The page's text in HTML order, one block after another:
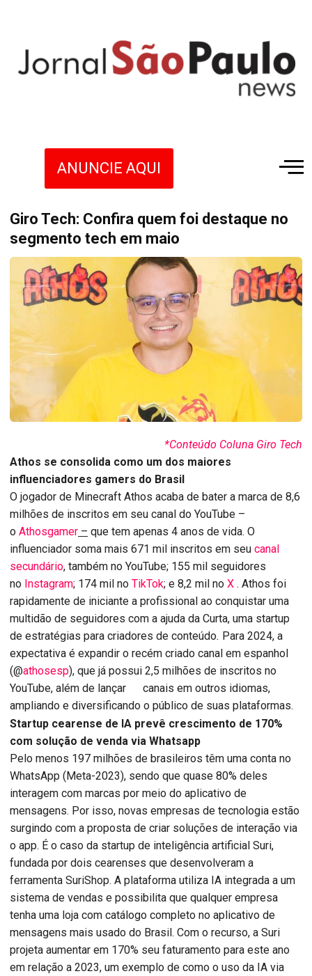
ANUNCIE AQUI
Giro Tech: Confira quem foi destaque no
segmento tech em maio
*Conteúdo Coluna Giro Tech
Athos se consolida como um dos maiores
influenciadores gamers do Brasil
O jogador de Minecraft Athos acaba de bater a marca de 8,6
milhões de inscritos em seu canal do YouTube –
o Athosgamer – que tem apenas 4 anos de vida. O
influenciador soma mais 671 mil inscritos em seu canal
secundário, também no YouTube; 155 mil seguidores
no Instagram; 174 mil no TikTok; e 8,2 mil no X . Athos foi
rapidamente de iniciante a profissional ao conquistar uma
multidão de seguidores com a ajuda da Curta, uma startup
de estratégias para criadores de conteúdo. Para 2024, a
expectativa é expandir o recém criado canal em espanhol
(@athosesp), que já possui 2,5 milhões de inscritos no
YouTube, além de lançar canais em outros idiomas,
ampliando e diversificando o público de suas plataformas.
Startup cearense de IA prevê crescimento de 170%
com solução de venda via Whatsapp
Pelo menos 197 milhões de brasileiros têm uma conta no
WhatsApp (Meta-2023), sendo que quase 80% deles
interagem com marcas por meio do aplicativo de
mensagens. Por isso, novas empresas de tecnologia estão
surgindo com a proposta de criar soluções de interação via
o app. É o caso da startup de inteligência artificial Suri,
fundada por dois cearenses que desenvolveram a
ferramenta SuriShop. A plataforma utiliza IA integrada a um
sistema de vendas e possibilita que qualquer empresa
tenha uma loja com catálogo completo no aplicativo de
mensagens mais usado do Brasil. Com o recurso, a Suri
projeta aumentar em 170% seu faturamento para este ano
em relação a 2023, um exemplo de como o uso da IA via